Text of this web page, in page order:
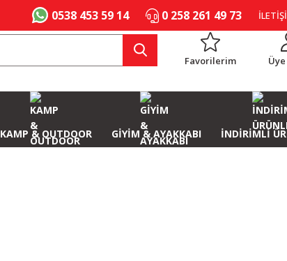
0538 453 59 14 0 258 261 49 73
Favorilerim
KAMP & OUTDOOR GİYİM & AYAKKABI İNDİRİMLİ